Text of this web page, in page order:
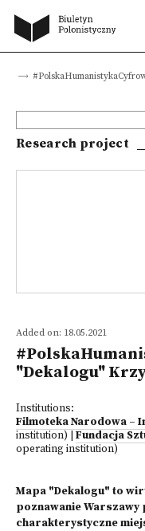
Research project
Added on: 18.05.2021
"Dekalogu"
Institutions:
Filmoteka Narodowa –
institution)
Fundacja
operating institution)
Mapa "Dekalogu" to
poznawanie
charakterystyczne